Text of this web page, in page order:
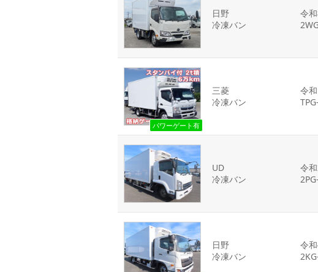
日野
冷凍バン
令
パワーゲート有
三菱
冷凍バン
令
UD
冷凍バン
令
日野
冷凍バン
令